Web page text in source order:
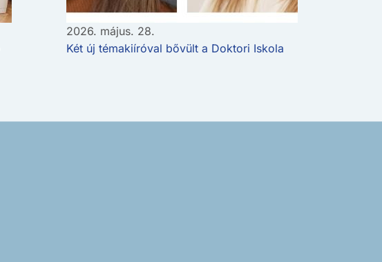
2026. május. 28.
Két új témakiíróval bővült a Doktori Iskola